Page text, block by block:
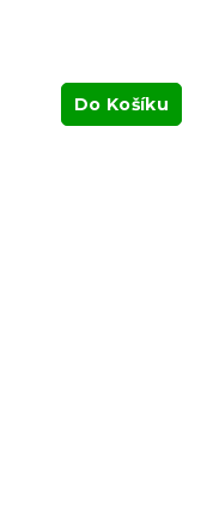
Do Košíku